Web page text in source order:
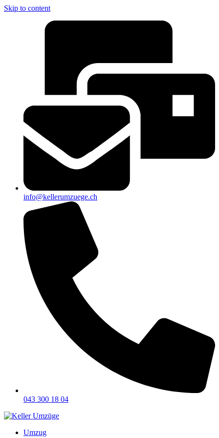
Skip to content
info@kellerumzuege.ch
043 300 18 04
Umzug